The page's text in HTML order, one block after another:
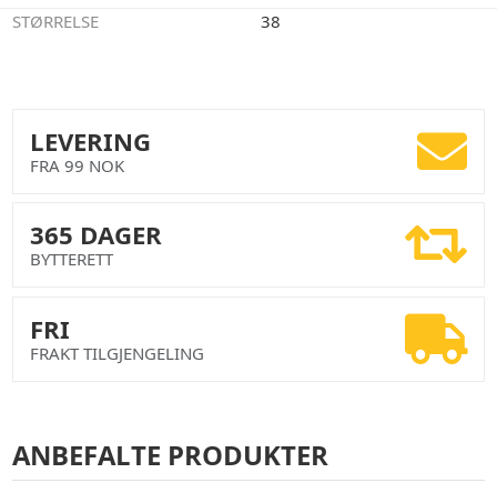
STØRRELSE
38
LEVERING
FRA 99 NOK
365 DAGER
BYTTERETT
FRI
FRAKT TILGJENGELING
ANBEFALTE PRODUKTER